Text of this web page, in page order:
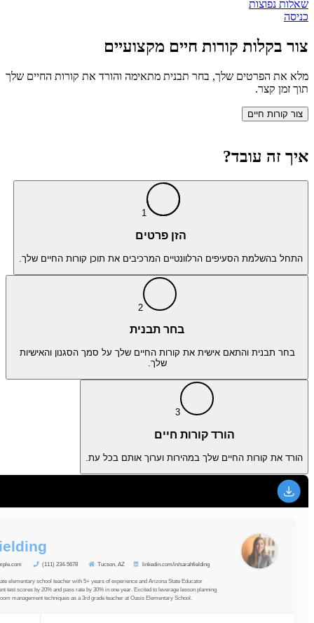
שאלות נפוצות
כניסה
צור בקלות קורות חיים מקצועיים
מלא את הפרטים שלך, בחר תבנית מתאימה והורד את קורות החיים שלך
תוך זמן קצר.
צור קורות חיים
איך זה עובד?
1
הזן פרטים
התחל בהשלמת הסעיפים הרלוונטיים המרכיבים את תוכן קורות החיים שלך.
2
בחר תבנית
בחר תבנית והתאם אישית את קורות החיים שלך על סמך הסגנון והאישיות
שלך.
3
הורד קורות חיים
הורד את קורות החיים שלך במהירות וערוך אותם בכל עת.